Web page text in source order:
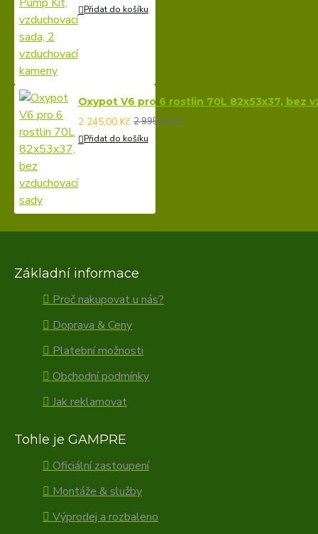
Přidat do košíku
Oxypot V6 pro 6 rostlin 70L 82x53x37, bez
2 245,00 Kč 2 995,00 Kč
Přidat do košíku
Základní informace
Proč nakupovat u nás?
Doprava & Ceny
Platební možnosti
Obchodní podmínky
Jak reklamovat
Tohle je GAMPRE
Oficiální zastoupení
Montáže & služby
Výprodej a rozbaleno